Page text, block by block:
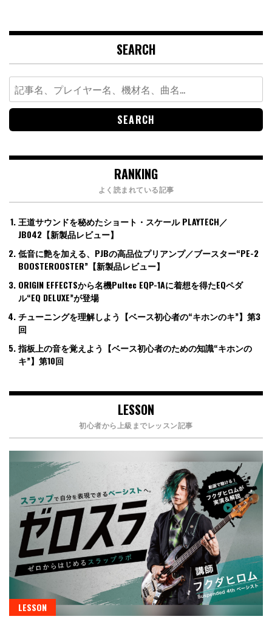
SEARCH
Search
for:
RANKING
よく読まれている記事
王道サウンドを秘めたショート・スケール PLAYTECH／
JB042【新製品レビュー】
低音に艶を加える、PJBの高品位プリアンプ／ブースター“PE-2
BOOSTEROOSTER”【新製品レビュー】
ORIGIN EFFECTSから名機Pultec EQP-1Aに着想を得たEQペダ
ル“EQ DELUXE”が登場
チューニングを理解しよう【ベース初心者の“キホンのキ”】第3
回
指板上の音を覚えよう【ベース初心者のための知識“キホンの
キ”】第10回
LESSON
初心者から上級までレッスン記事
LESSON